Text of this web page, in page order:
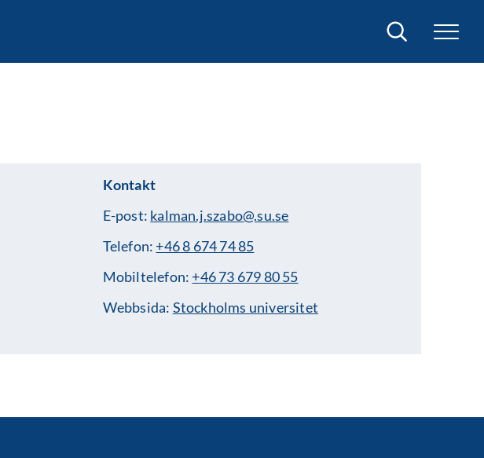
Sök
Kontakt
E-post: kalman.j.szabo@.su.se
Telefon: +46 8 674 74 85
Mobiltelefon: +46 73 679 80 55
Webbsida: Stockholms universitet